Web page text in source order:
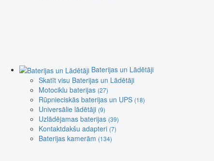
Baterijas un Lādētāji
Skatīt visu Baterijas un Lādētāji
Motociklu baterijas (27)
Rūpnieciskās baterijas un UPS (18)
Universālie lādētāji (9)
Uzlādējamas baterijas (39)
Kontaktdakšu adapteri (7)
Baterijas kamerām (134)